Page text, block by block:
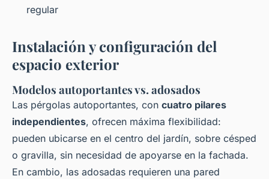
regular
Instalación y configuración del
espacio exterior
Modelos autoportantes vs. adosados
Las pérgolas autoportantes, con cuatro pilares
independientes, ofrecen máxima flexibilidad:
pueden ubicarse en el centro del jardín, sobre césped
o gravilla, sin necesidad de apoyarse en la fachada.
En cambio, las adosadas requieren una pared